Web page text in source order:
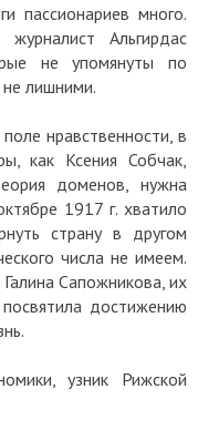
пассионариев много.
Альгирдас
не упомянуты по
лишними.
нравственности, в
как Ксения Собчак,
доменов, нужна
1917 г. хватило
страну в другом
числа не имеем.
Сапожникова, их
достижению
узник Рижской